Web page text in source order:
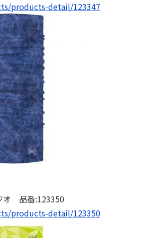
products-detail/123347
品番:123350
products-detail/123350